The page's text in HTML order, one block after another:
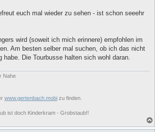
euch mal wieder zu sehen - ist schon seeehr
wird (soweit ich mich erinnere) empfohlen im
Am besten selber mal suchen, ob ich das nicht
habe. Die Tourbusse halten sich wohl daran.
Nahe
www.gertenbach.mobi zu finden.
ist doch Kinderkram - Grobstaub!!